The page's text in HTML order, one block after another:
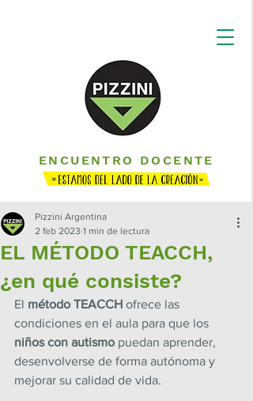
ENCUENTRO DOCENTE
EL MÉTODO TEACCH,
¿en qué consiste?
Pizzini Argentina
2 feb 2023 1 min de lectura
El método TEACCH ofrece las
condiciones en el aula para que los
niños con autismo puedan aprender,
desenvolverse de forma autónoma y
mejorar su calidad de vida.